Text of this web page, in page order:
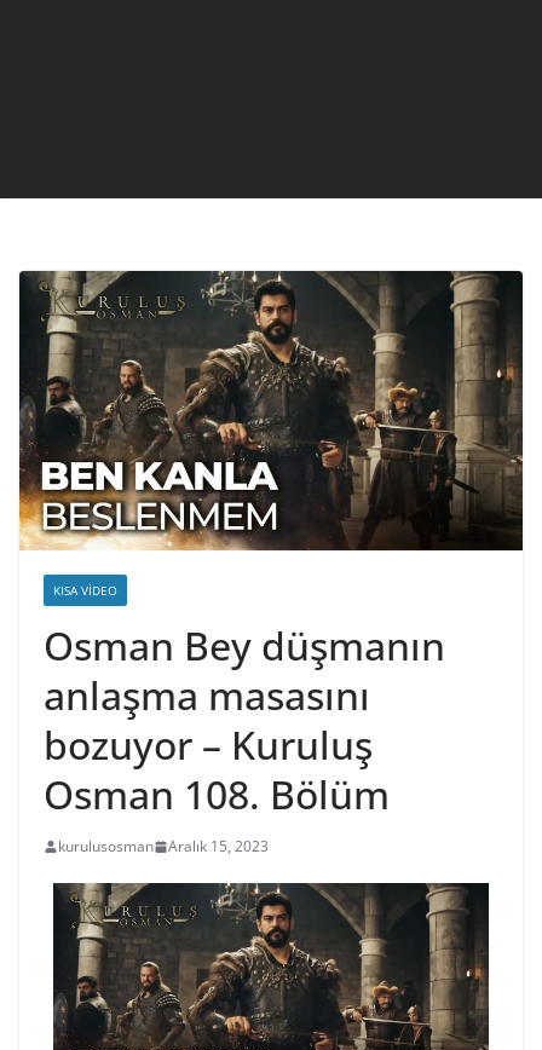
KISA VIDEO
Osman Bey düşmanın
anlaşma masasını
bozuyor – Kuruluş
Osman 108. Bölüm
kurulusosman Aralık 15, 2023